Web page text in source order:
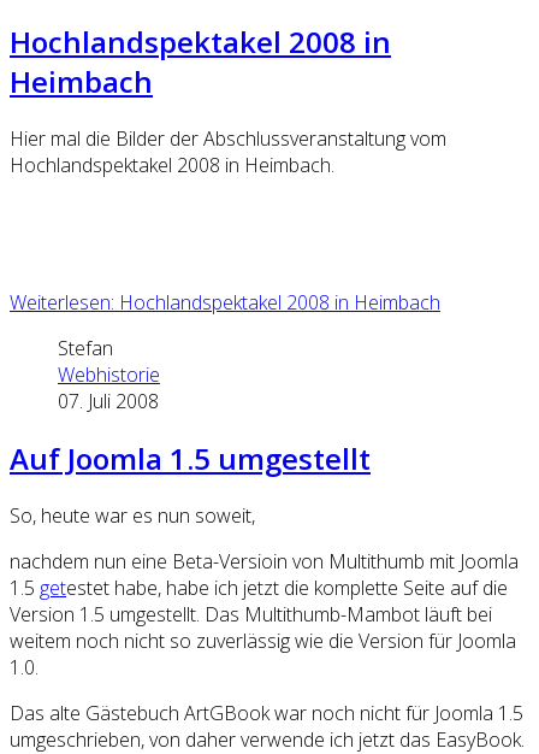
Hochlandspektakel 2008 in
Heimbach
Hier mal die Bilder der Abschlussveranstaltung vom
Hochlandspektakel 2008 in Heimbach.
Weiterlesen: Hochlandspektakel 2008 in Heimbach
Stefan
Webhistorie
07. Juli 2008
Auf Joomla 1.5 umgestellt
So, heute war es nun soweit,
nachdem nun eine Beta-Versioin von Multithumb mit Joomla
1.5 getestet habe, habe ich jetzt die komplette Seite auf die
Version 1.5 umgestellt. Das Multithumb-Mambot läuft bei
weitem noch nicht so zuverlässig wie die Version für Joomla
1.0.
Das alte Gästebuch ArtGBook war noch nicht für Joomla 1.5
umgeschrieben, von daher verwende ich jetzt das EasyBook.